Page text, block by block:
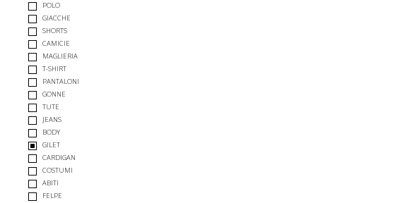
POLO
GIACCHE
SHORTS
CAMICIE
MAGLIERIA
T-SHIRT
PANTALONI
GONNE
TUTE
JEANS
BODY
GILET
CARDIGAN
COSTUMI
ABITI
FELPE